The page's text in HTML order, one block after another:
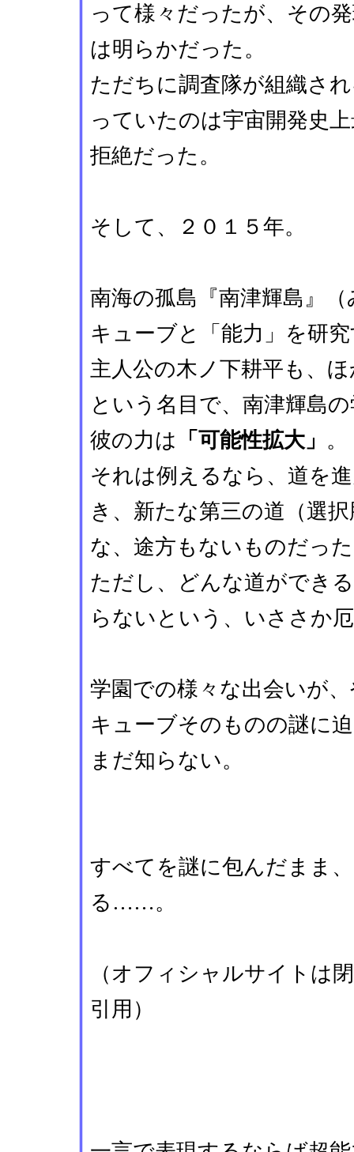
って様々だったが、その
は明らかだった。
ただちに調査隊が組織さ
っていたのは宇宙開発史
拒絶だった。
そして、２０１５年。
南海の孤島『南津輝島』
キューブと「能力」を研
主人公の木ノ下耕平も、
という名目で、南津輝島
彼の力は
「可能性拡大」 。
それは例えるなら、道を
き、新たな第三の道（選
な、途方もないものだっ
ただし、どんな道ができ
らないという、いささか
学園での様々な出会いが
キューブそのものの謎に
まだ知らない。
すべてを謎に包んだまま
る……。
（オフィシャルサイトは
引用）